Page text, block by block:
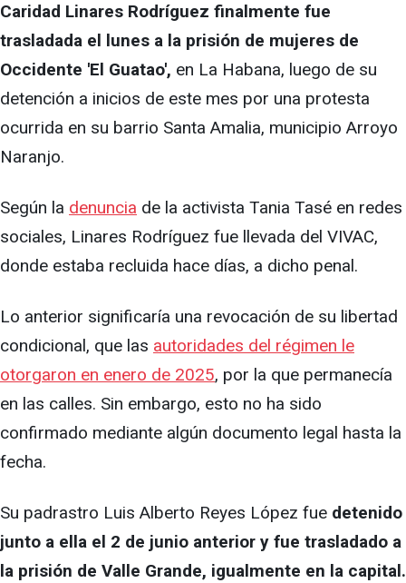
Caridad Linares Rodríguez finalmente fue
trasladada el lunes a la prisión de mujeres de
Occidente 'El Guatao', en La Habana, luego de su
detención a inicios de este mes por una protesta
ocurrida en su barrio Santa Amalia, municipio Arroyo
Naranjo.
Según la denuncia de la activista Tania Tasé en redes
sociales, Linares Rodríguez fue llevada del VIVAC,
donde estaba recluida hace días, a dicho penal.
Lo anterior significaría una revocación de su libertad
condicional, que las autoridades del régimen le
otorgaron en enero de 2025, por la que permanecía
en las calles. Sin embargo, esto no ha sido
confirmado mediante algún documento legal hasta la
fecha.
Su padrastro Luis Alberto Reyes López fue detenido
junto a ella el 2 de junio anterior y fue trasladado a
la prisión de Valle Grande, igualmente en la capital.